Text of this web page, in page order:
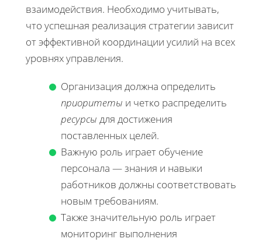
взаимодействия. Необходимо учитывать,
что успешная реализация стратегии зависит
от эффективной координации усилий на всех
уровнях управления.
Организация должна определить
приоритеты и четко распределить
ресурсы для достижения
поставленных целей.
Важную роль играет обучение
персонала — знания и навыки
работников должны соответствовать
новым требованиям.
Также значительную роль играет
мониторинг выполнения